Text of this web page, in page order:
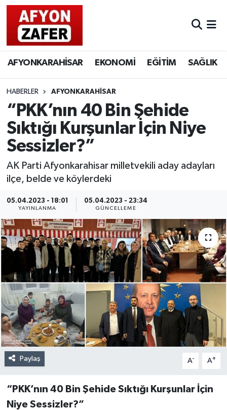
AFYONKARAHİSAR EKONOMİ EĞİTİM SAĞLIK
HABERLER AFYONKARAHİSAR
“PKK’nın 40 Bin Şehide
Sıktığı Kurşunlar İçin Niye
Sessizler?”
AK Parti Afyonkarahisar milletvekili aday adayları
ilçe, belde ve köylerdeki
05.04.2023 - 18:01
YAYINLANMA
05.04.2023 - 23:34
GÜNCELLEME
Paylaş A- A+
“PKK’nın 40 Bin Şehide Sıktığı Kurşunlar İçin
Niye Sessizler?”